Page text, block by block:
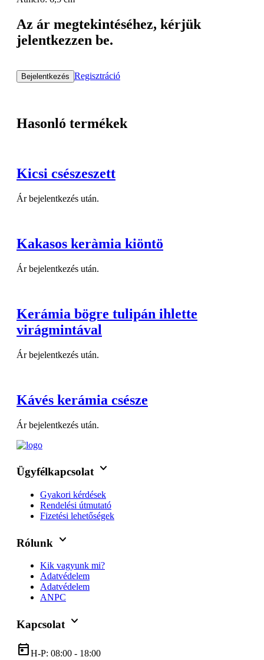
Az ár megtekintéséhez, kérjük
jelentkezzen be.
Bejelentkezés Regisztráció
Hasonló termékek
Kicsi csészeszett
Ár bejelentkezés után.
Kakasos keràmia kiöntö
Ár bejelentkezés után.
Kerámia bögre tulipán ihlette
virágmintával
Ár bejelentkezés után.
Kávés kerámia csésze
Ár bejelentkezés után.
Ügyfélkapcsolat keyboard_arrow_down
Gyakori kérdések
Rendelési útmutató
Fizetési lehetőségek
Rólunk keyboard_arrow_down
Kik vagyunk mi?
Adatvédelem
Adatvédelem
ANPC
Kapcsolat keyboard_arrow_down
todayH-P: 08:00 - 18:00